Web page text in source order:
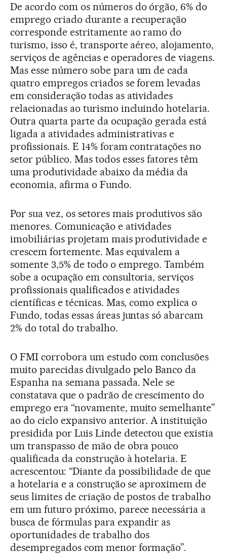
De acordo com os números do órgão, 6% do
emprego criado durante a recuperação
corresponde estritamente ao ramo do
turismo, isso é, transporte aéreo, alojamento,
serviços de agências e operadores de viagens.
Mas esse número sobe para um de cada
quatro empregos criados se forem levadas
em consideração todas as atividades
relacionadas ao turismo incluindo hotelaria.
Outra quarta parte da ocupação gerada está
ligada a atividades administrativas e
profissionais. E 14% foram contratações no
setor público. Mas todos esses fatores têm
uma produtividade abaixo da média da
economia, afirma o Fundo.
Por sua vez, os setores mais produtivos são
menores. Comunicação e atividades
imobiliárias projetam mais produtividade e
crescem fortemente. Mas equivalem a
somente 3,5% de todo o emprego. Também
sobe a ocupação em consultoria, serviços
profissionais qualificados e atividades
científicas e técnicas. Mas, como explica o
Fundo, todas essas áreas juntas só abarcam
2% do total do trabalho.
O FMI corrobora um estudo com conclusões
muito parecidas divulgado pelo Banco da
Espanha na semana passada. Nele se
constatava que o padrão de crescimento do
emprego era “novamente, muito semelhante”
ao do ciclo expansivo anterior. A instituição
presidida por Luis Linde detectou que existia
um transpasso de mão de obra pouco
qualificada da construção à hotelaria. E
acrescentou: “Diante da possibilidade de que
a hotelaria e a construção se aproximem de
seus limites de criação de postos de trabalho
em um futuro próximo, parece necessária a
busca de fórmulas para expandir as
oportunidades de trabalho dos
desempregados com menor formação”.